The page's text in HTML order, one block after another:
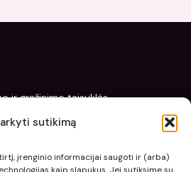
sutikimą
įrenginio informacijai saugoti ir (arba)
ir grąžinimo taisyklės
politika